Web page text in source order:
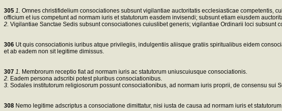
305 1. Omnes christifidelium consociationes subsunt vigilantiae auctoritatis ecclesiasticae competentis,
officium et ius competunt ad normam iuris et statutorum easdem invisendi; subsunt etiam eiusdem
2. Vigilantiae Sanctae Sedis subsunt consociationes cuiuslibet generis; vigilantiae Ordinarii loci
306 Ut quis consociationis iuribus atque privilegiis, indulgentiis aliisque gratiis spiritualibus eidem
et ab eadem non sit legitime dimissus.
307 1. Membrorum receptio fiat ad normam iuris ac statutorum uniuscuiusque consociationis.
2. Eadem persona adscribi potest pluribus consociationibus.
3. Sodales institutorum religiosorum possunt consociationibus, ad normam iuris proprii, de consensu sui
308 Nemo legitime adscriptus a consociatione dimittatur, nisi iusta de causa ad normam iuris et